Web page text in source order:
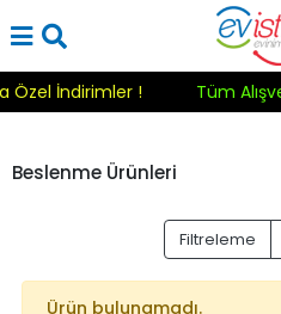
Özel İndirimler ! Tüm
Beslenme Ürünleri
Filtreleme
Ürün bulunamadı.